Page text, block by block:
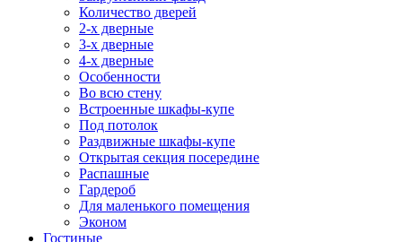
Количество дверей
2-х дверные
3-х дверные
4-х дверные
Особенности
Во всю стену
Встроенные шкафы-купе
Под потолок
Раздвижные шкафы-купе
Открытая секция посередине
Распашные
Гардероб
Для маленького помещения
Эконом
Гостиные